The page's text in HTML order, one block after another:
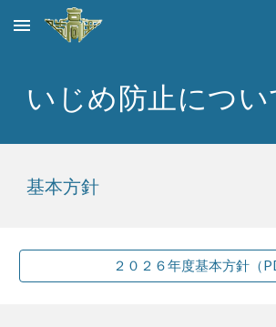
Skip to main content
いじめ防止につい
基本方針
２０２６年度基本方針（